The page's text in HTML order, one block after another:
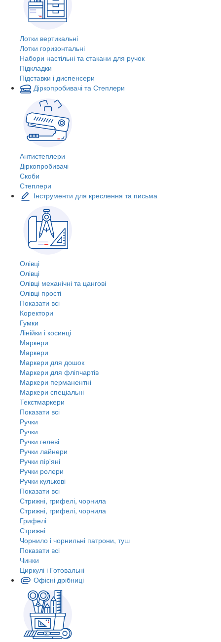
Лотки вертикальні
Лотки горизонтальні
Набори настільні та стакани для ручок
Підкладки
Підставки і диспенсери
Діркопробивачі та Степлери
Антистеплери
Діркопробивачі
Скоби
Степлери
Інструменти для креслення та письма
Олівці
Олівці
Олівці механічні та цангові
Олівці прості
Показати всі
Коректори
Гумки
Лінійки і косинці
Маркери
Маркери
Маркери для дошок
Маркери для фліпчартів
Маркери перманентні
Маркери спеціальні
Текстмаркери
Показати всі
Ручки
Ручки
Ручки гелеві
Ручки лайнери
Ручки пір'яні
Ручки ролери
Ручки кулькові
Показати всі
Стрижні, грифелі, чорнила
Стрижні, грифелі, чорнила
Грифелі
Стрижні
Чорнило і чорнильні патрони, туш
Показати всі
Чинки
Циркулі і Готовальні
Офісні дрібниці